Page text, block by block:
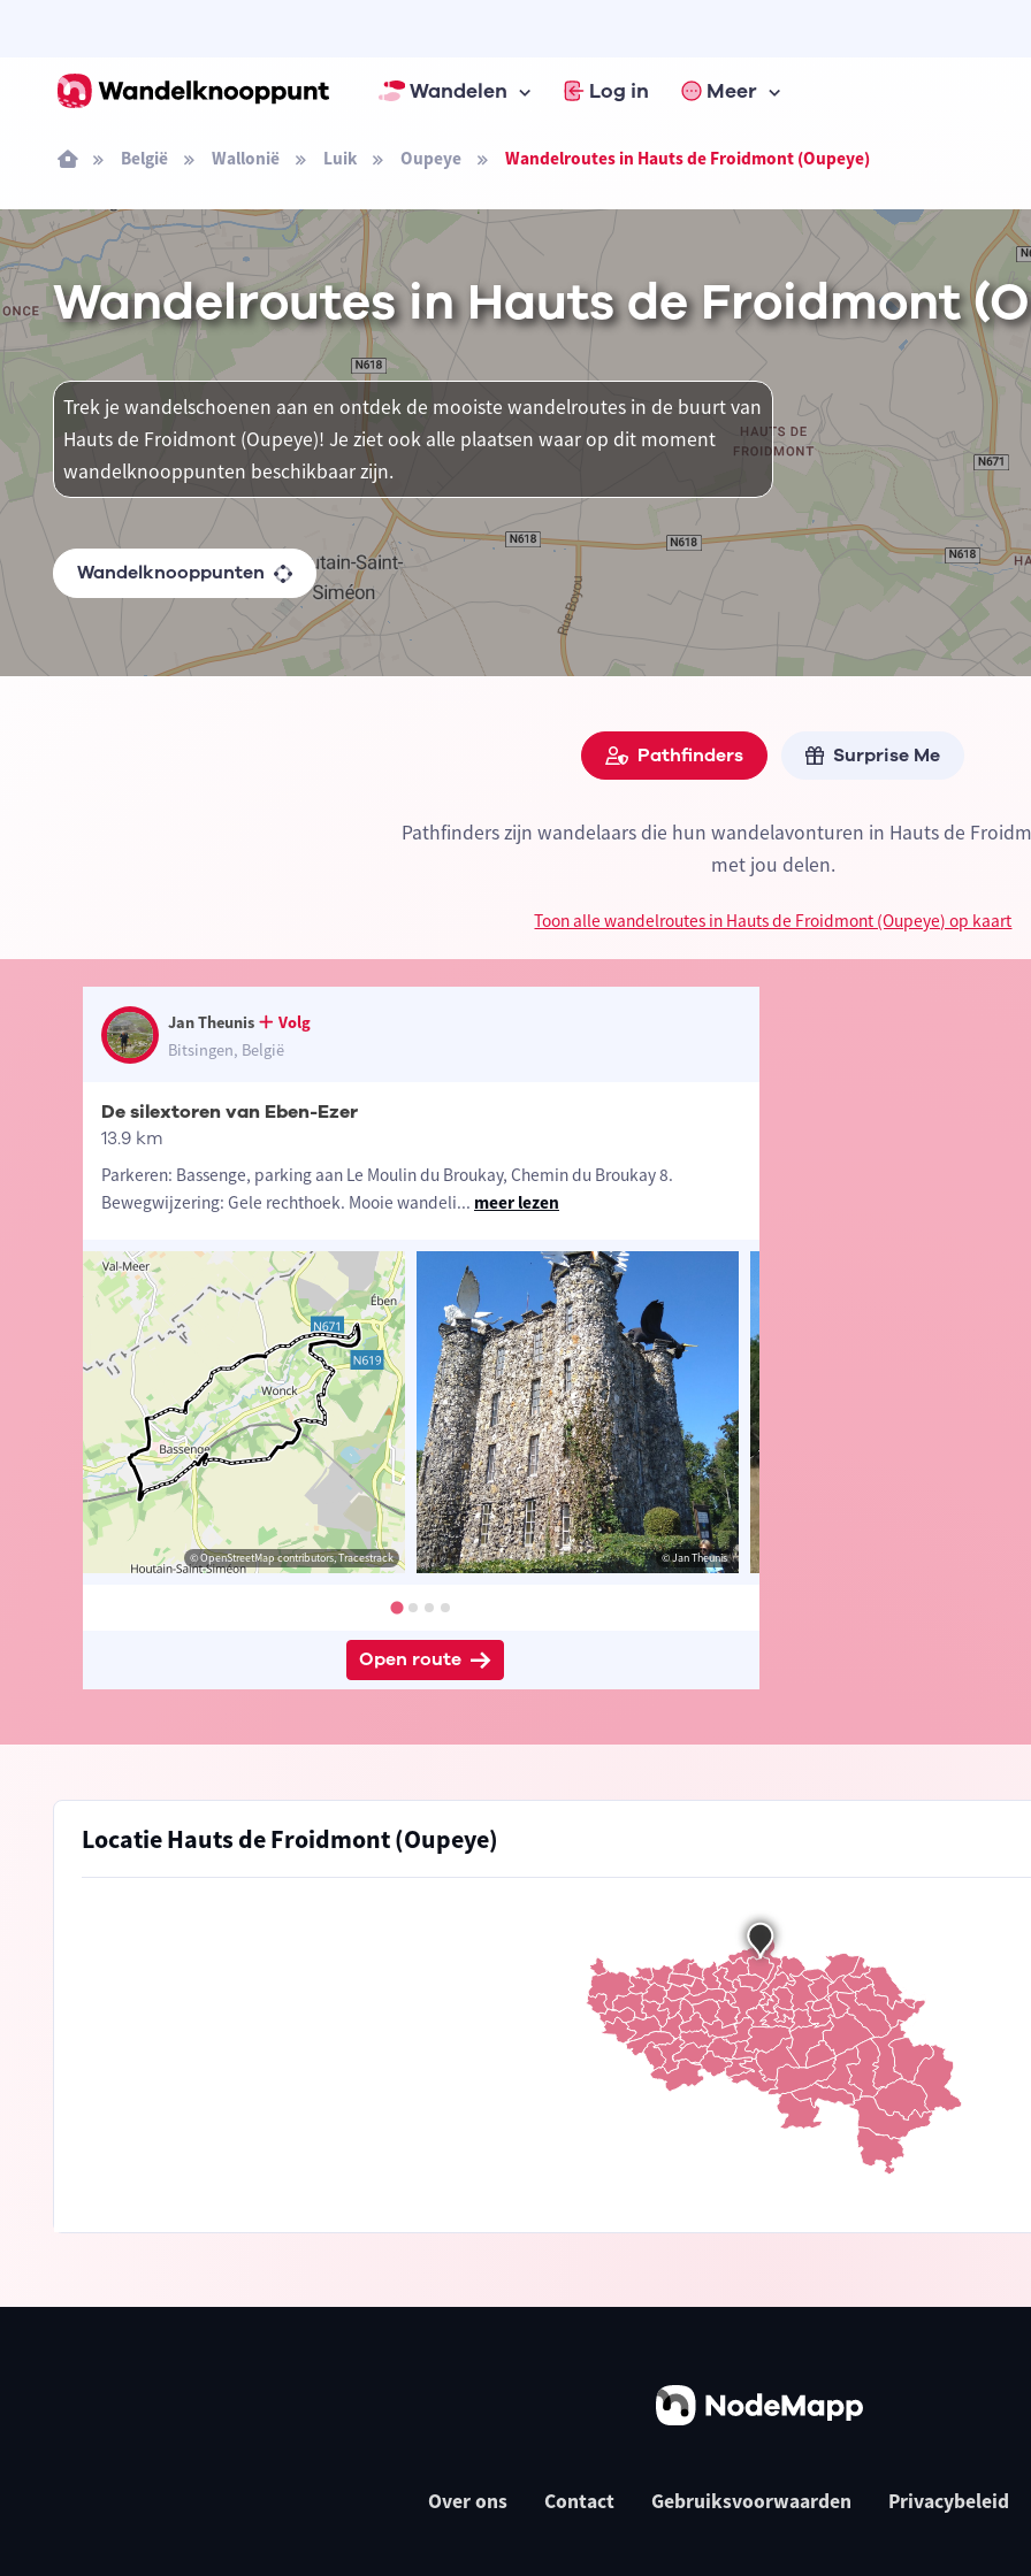
Wandelen Log in Meer
België Wallonië Luik Oupeye Wandelroutes in Hauts de Froidmont (Oupeye)
Wandelroutes in Hauts de Froidmont
Trek je wandelschoenen aan en ontdek de mooiste wandelroutes in de buurt van
Hauts de Froidmont (Oupeye)! Je ziet ook alle plaatsen waar op dit moment
wandelknooppunten beschikbaar zijn.
Wandelknooppunten
Pathfinders Surprise Me
Pathfinders zijn wandelaars die hun wandelavonturen in Hauts de
met jou delen.
Toon alle wandelroutes in Hauts de Froidmont (Oupeye) op kaart
Jan Theunis
Volg
Bitsingen, België
De silextoren van Eben-Ezer
13.9 km
Parkeren: Bassenge, parking aan Le Moulin du Broukay, Chemin du Broukay 8.
Bewegwijzering: Gele rechthoek. Mooie wandeli... meer lezen
© OpenStreetMap contributors, Tracestrack © Jan Theunis
Open route
Locatie Hauts de Froidmont (Oupeye)
Over ons Contact Gebruiksvoorwaarden Privacybeleid